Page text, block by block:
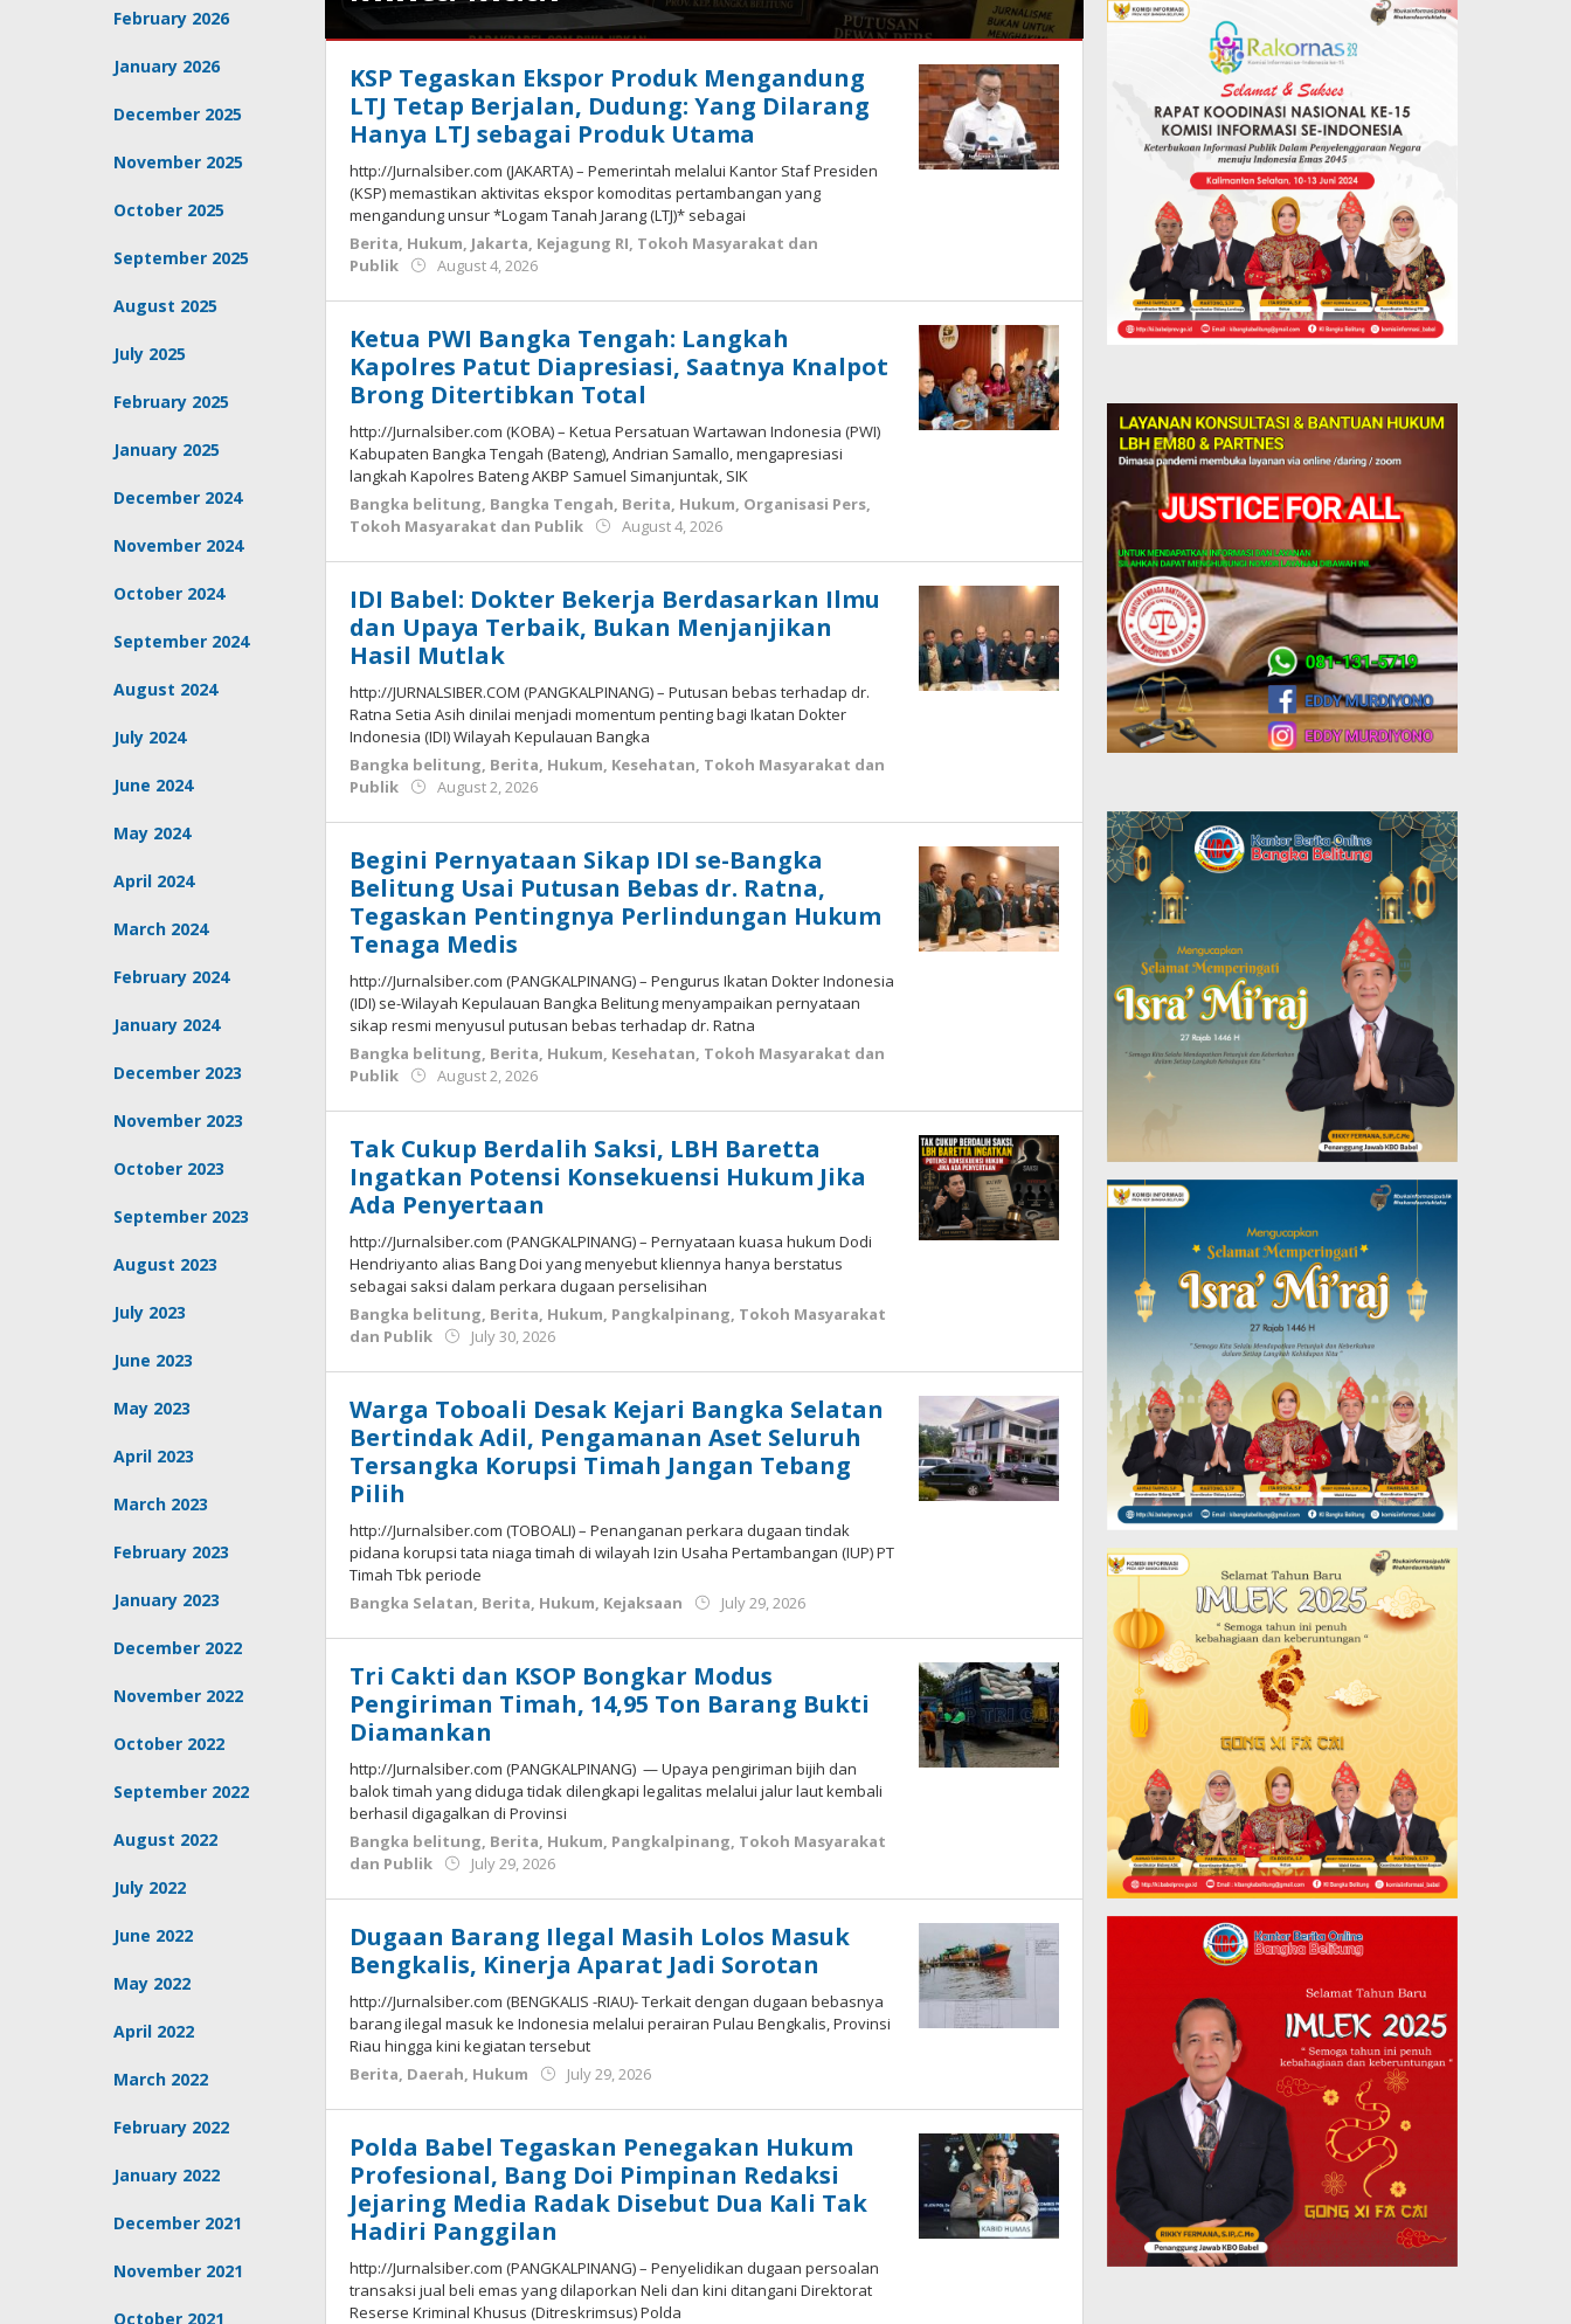
February 2026
January 2026
December 2025
November 2025
October 2025
September 2025
August 2025
July 2025
February 2025
January 2025
December 2024
November 2024
October 2024
September 2024
August 2024
July 2024
June 2024
May 2024
April 2024
March 2024
February 2024
January 2024
December 2023
November 2023
October 2023
September 2023
August 2023
July 2023
June 2023
May 2023
April 2023
March 2023
February 2023
January 2023
December 2022
November 2022
October 2022
September 2022
August 2022
July 2022
June 2022
May 2022
April 2022
March 2022
February 2022
January 2022
December 2021
November 2021
October 2021
Hukum,
Pangkalpinang,
Tokoh
Masyarakat
dan
Publik
August
Budiyanto
KSP Tegaskan Ekspor Produk Mengandung
LTJ Tetap Berjalan, Dudung: Yang Dilarang
Hanya LTJ sebagai Produk Utama
http://Jurnalsiber.com (JAKARTA) – Pemerintah melalui Kantor Staf Presiden
(KSP) memastikan aktivitas ekspor komoditas pertambangan yang
mengandung unsur *Logam Tanah Jarang (LTJ)* sebagai
Berita, Hukum, Jakarta, Kejagung RI, Tokoh Masyarakat dan
Publik
August 4, 2026
Ketua PWI Bangka Tengah: Langkah
Kapolres Patut Diapresiasi, Saatnya Knalpot
Brong Ditertibkan Total
http://Jurnalsiber.com (KOBA) – Ketua Persatuan Wartawan Indonesia (PWI)
Kabupaten Bangka Tengah (Bateng), Andrian Samallo, mengapresiasi
langkah Kapolres Bateng AKBP Samuel Simanjuntak, SIK
Bangka belitung, Bangka Tengah, Berita, Hukum, Organisasi Pers,
Tokoh Masyarakat dan Publik
August 4, 2026
IDI Babel: Dokter Bekerja Berdasarkan Ilmu
dan Upaya Terbaik, Bukan Menjanjikan
Hasil Mutlak
http://JURNALSIBER.COM (PANGKALPINANG) – Putusan bebas terhadap dr.
Ratna Setia Asih dinilai menjadi momentum penting bagi Ikatan Dokter
Indonesia (IDI) Wilayah Kepulauan Bangka
Bangka belitung, Berita, Hukum, Kesehatan, Tokoh Masyarakat dan
Publik
August 2, 2026
Begini Pernyataan Sikap IDI se-Bangka
Belitung Usai Putusan Bebas dr. Ratna,
Tegaskan Pentingnya Perlindungan Hukum
Tenaga Medis
http://Jurnalsiber.com (PANGKALPINANG) – Pengurus Ikatan Dokter Indonesia
(IDI) se-Wilayah Kepulauan Bangka Belitung menyampaikan pernyataan
sikap resmi menyusul putusan bebas terhadap dr. Ratna
Bangka belitung, Berita, Hukum, Kesehatan, Tokoh Masyarakat dan
Publik
August 2, 2026
Tak Cukup Berdalih Saksi, LBH Baretta
Ingatkan Potensi Konsekuensi Hukum Jika
Ada Penyertaan
http://Jurnalsiber.com (PANGKALPINANG) – Pernyataan kuasa hukum Dodi
Hendriyanto alias Bang Doi yang menyebut kliennya hanya berstatus
sebagai saksi dalam perkara dugaan perselisihan
Bangka belitung, Berita, Hukum, Pangkalpinang, Tokoh Masyarakat
dan Publik
July 30, 2026
Warga Toboali Desak Kejari Bangka Selatan
Bertindak Adil, Pengamanan Aset Seluruh
Tersangka Korupsi Timah Jangan Tebang
Pilih
http://Jurnalsiber.com (TOBOALI) – Penanganan perkara dugaan tindak
pidana korupsi tata niaga timah di wilayah Izin Usaha Pertambangan (IUP) PT
Timah Tbk periode
Bangka Selatan, Berita, Hukum, Kejaksaan July 29, 2026
Tri Cakti dan KSOP Bongkar Modus
Pengiriman Timah, 14,95 Ton Barang Bukti
Diamankan
http://Jurnalsiber.com (PANGKALPINANG) — Upaya pengiriman bijih dan
balok timah yang diduga tidak dilengkapi legalitas melalui jalur laut kembali
berhasil digagalkan di Provinsi
Bangka belitung, Berita, Hukum, Pangkalpinang, Tokoh Masyarakat
dan Publik
July 29, 2026
Dugaan Barang Ilegal Masih Lolos Masuk
Bengkalis, Kinerja Aparat Jadi Sorotan
http://Jurnalsiber.com (BENGKALIS -RIAU)- Terkait dengan dugaan bebasnya
barang ilegal masuk ke Indonesia melalui perairan Pulau Bengkalis, Provinsi
Riau hingga kini kegiatan tersebut
Berita, Daerah, Hukum July 29, 2026
Polda Babel Tegaskan Penegakan Hukum
Profesional, Bang Doi Pimpinan Redaksi
Jejaring Media Radak Disebut Dua Kali Tak
Hadiri Panggilan
http://Jurnalsiber.com (PANGKALPINANG) – Penyelidikan dugaan persoalan
transaksi jual beli emas yang dilaporkan Neli dan kini ditangani Direktorat
Reserse Kriminal Khusus (Ditreskrimsus) Polda